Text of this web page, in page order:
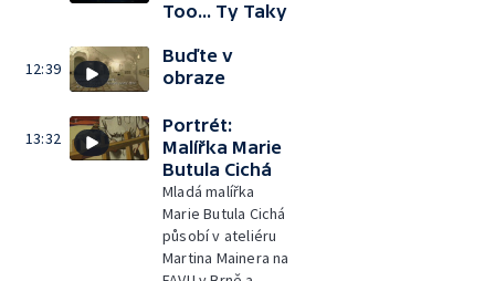
Too... Ty Taky
12:39
Buďte v
obraze
13:32
Portrét:
Malířka Marie
Butula Cichá
Mladá malířka
Marie Butula Cichá
působí v ateliéru
Martina Mainera na